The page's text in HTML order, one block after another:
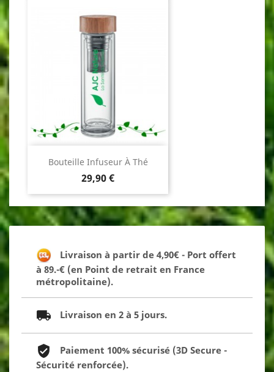
Bouteille Infuseur À Thé
Prix
29,90 €
Livraison à partir de 4,90€ - Port offert
à 89.-€ (en Point de retrait en France
métropolitaine).
Livraison en 2 à 5 jours.
Paiement 100% sécurisé (3D Secure -
Sécurité renforcée).